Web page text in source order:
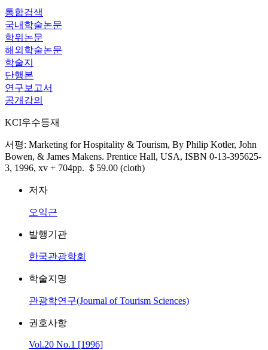
통합검색
국내학술논문
학위논문
해외학술논문
학술지
단행본
연구보고서
공개강의
KCI우수등재
서평: Marketing for Hospitality & Tourism, By Philip Kotler, John
Bowen, & James Makens. Prentice Hall, USA, ISBN 0-13-395625-
3, 1996, xv + 704pp. ＄59.00 (cloth)
저자
오익근
발행기관
한국관광학회
학술지명
관광학연구(Journal of Tourism Sciences)
권호사항
Vol.20 No.1 [1996]